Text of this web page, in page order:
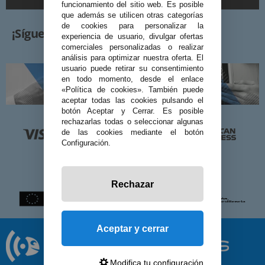
¡Síguenos!
funcionamiento del sitio web. Es posible
que además se utilicen otras categorías
de cookies para personalizar la
experiencia de usuario, divulgar ofertas
comerciales personalizadas o realizar
análisis para optimizar nuestra oferta. El
usuario puede retirar su consentimiento
en todo momento, desde el enlace
«Política de cookies». También puede
aceptar todas las cookies pulsando el
botón Aceptar y Cerrar. Es posible
rechazarlas todas o seleccionar algunas
de las cookies mediante el botón
Configuración.
Rechazar
Aceptar y cerrar
Modifica tu configuración